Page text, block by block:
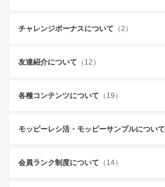
チャレンジボーナスについて （2）
友達紹介について （12）
各種コンテンツについて （19）
モッピーレシ活・モッピーサンプルについて
会員ランク制度について （14）